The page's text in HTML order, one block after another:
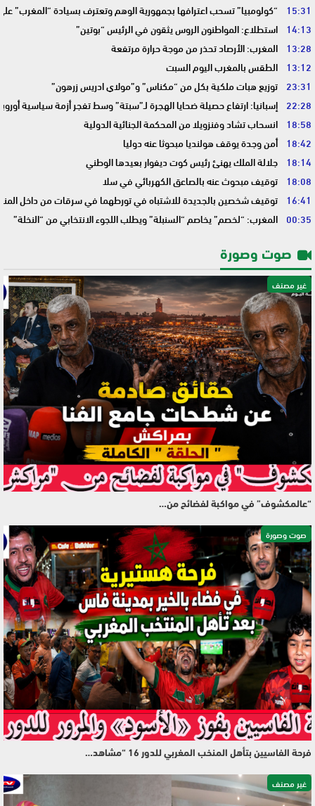
15:31 “كولومبيا” تسحب اعترافها بجمهورية الوهم وتعترف بسيادة “المغرب”
14:13 استطلاع: المواطنون الروس يثقون في الرئيس “بوتين”
13:28 المغرب: الأرصاد تحذر من موجة حرارة مرتفعة
13:12 الطقس بالمغرب اليوم السبت
23:31 توزيع هبات ملكية بكل من “مكناس” و”مولاي ادريس زرهون”
22:28 إسبانيا: ارتفاع حصيلة ضحايا الهجرة لـ”سبتة” وسط تفجر أزمة سياسية
18:58 انسحاب تشاد وفنزويلا من المحكمة الجنائية الدولية
18:42 أمن وجدة يوقف هولنديا مبحوثا عنه دوليا
18:14 جلالة الملك يهنئ رئيس كوت ديفوار بعيدها الوطني
18:08 توقيف مبحوث عنه بالصاعق الكهربائي في سلا
16:41 توقيف شخصين بالجديدة للاشتباه في تورطهما في سرقات من داخل
00:35 المغرب: “لخصم” يخاصم “السنبلة” ويطلب اللجوء الانتخابي من “النخلة”
صوت وصورة
غير مصنف
“عالمكشوف” في مواكبة لفضائح من…
صوت وصورة
فرحة الفاسيين بتأهل المنخب المغربي للدور 16 “مشاهد…
غير مصنف